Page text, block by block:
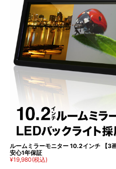
ルームミラーモニター 10.2インチ 【3
安心1年保証
¥19,980(税込)